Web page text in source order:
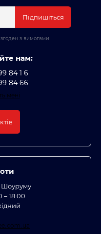
Підпишіться
згоден з вимогами
нам:
84 1 6
84 66
мені
Шоуруму
– 18 00